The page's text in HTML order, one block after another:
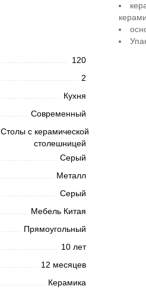
120
2
Кухня
Современный
Столы с керамической
столешницей
Серый
Металл
Серый
Мебель Китая
Прямоугольный
10 лет
12 месяцев
Керамика